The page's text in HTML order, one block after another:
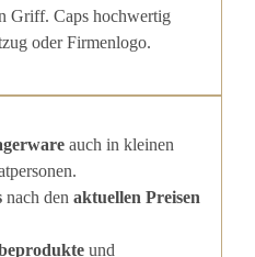
Griff. Caps hochwertig
oder Firmenlogo.
auch in kleinen
nach den aktuellen Preisen
und